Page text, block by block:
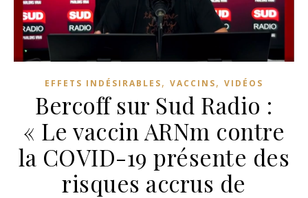
EFFETS INDÉSIRABLES, VACCINS, VIDÉOS
Bercoff sur Sud Radio :
« Le vaccin ARNm contre
la COVID-19 présente des
risques accrus de